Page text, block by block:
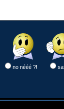
no nééé ?!